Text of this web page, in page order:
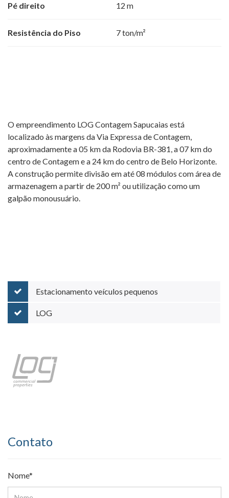
Pé direito 12 m
Resistência do Piso 7 ton/m²
O empreendimento LOG Contagem Sapucaias está
localizado às margens da Via Expressa de Contagem,
aproximadamente a 05 km da Rodovia BR-381, a 07 km do
centro de Contagem e a 24 km do centro de Belo Horizonte.
A construção permite divisão em até 08 módulos com área de
armazenagem a partir de 200 m² ou utilização como um
galpão monousuário.
Estacionamento veículos pequenos
LOG
Contato
Nome*